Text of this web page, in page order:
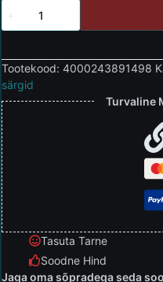
Tootekood: 4000243891498
särgid
Turvaline
Tasuta Tarne
Soodne Hind
Jaga oma sõpradega seda